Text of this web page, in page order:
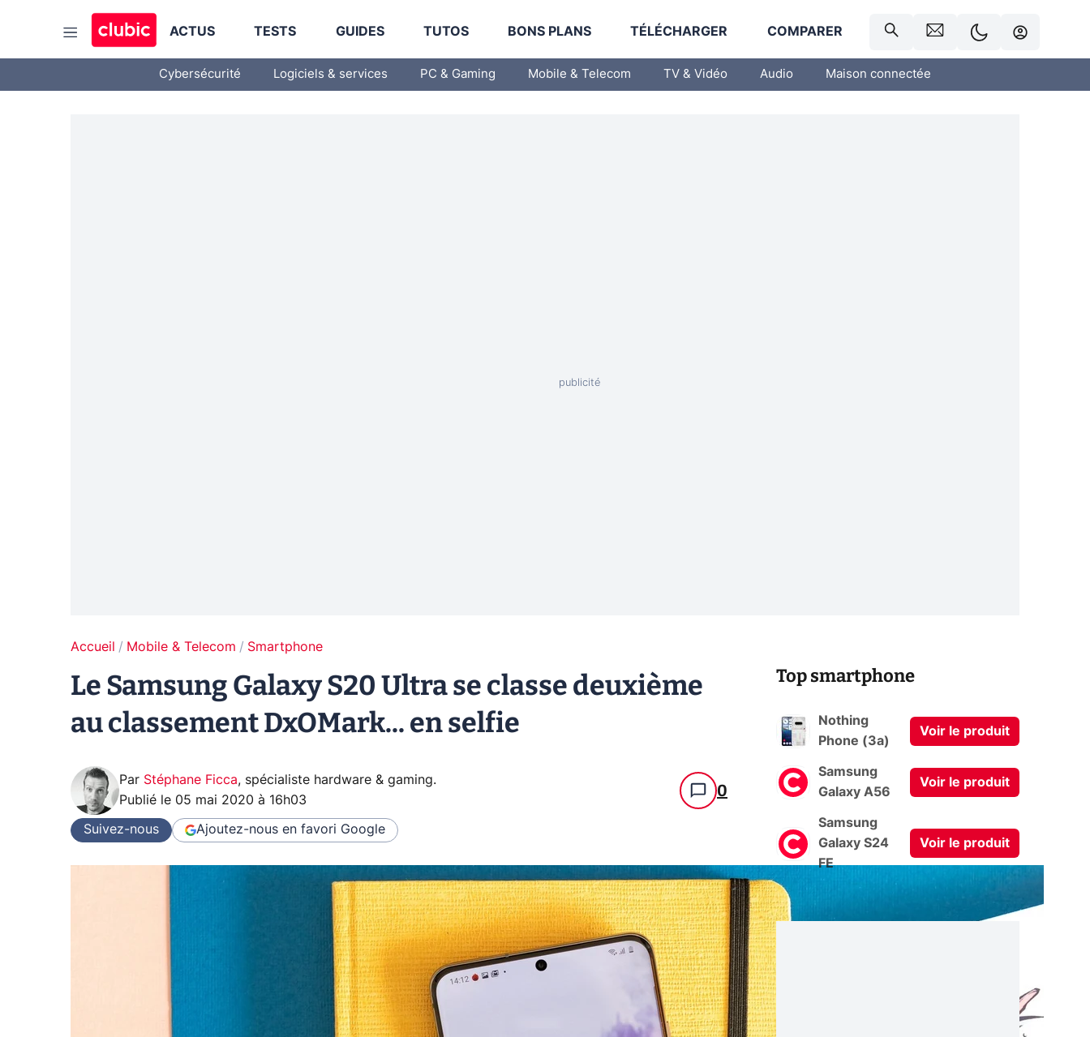
ACTUS TESTS GUIDES TUTOS BONS PLANS TÉLÉCHARGER COMPARER
Cybersécurité Logiciels & services PC & Gaming Mobile & Telecom TV & Vidéo Audio Maison connectée
Accueil Mobile & Telecom Smartphone
Le Samsung Galaxy S20 Ultra se classe deuxième
au classement DxOMark... en selfie
Par Stéphane Ficca, spécialiste hardware & gaming.
Publié le 05 mai 2020 à 16h03 0
Suivez-nous Ajoutez-nous en favori Google
Top smartphone
Nothing
Phone (3a)
Voir le produit
Samsung
Galaxy A56
Voir le produit
Samsung
Galaxy S24
FE
Voir le produit